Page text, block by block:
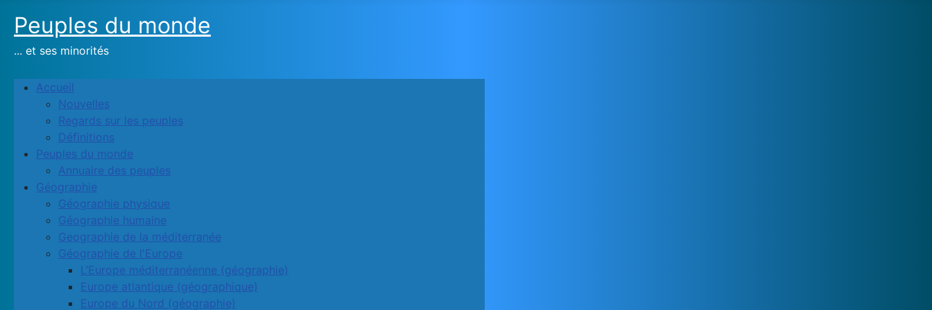
Peuples du monde
... et ses minorités
Accueil
Nouvelles
Regards sur les peuples
Définitions
Peuples du monde
Annuaire des peuples
Géographie
Géographie physique
Géographie humaine
Geographie de la méditerranée
Géographie de l'Europe
L’Europe méditerranéenne (géographie)
Europe atlantique (géographique)
Europe du Nord (géographie)